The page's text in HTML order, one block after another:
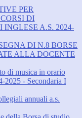
PER
DI
A.S. 2024-
DI N.8 BORSE
ALLA DOCENTE
di musica in orario
2025 - Secondaria I
annuali a.s.